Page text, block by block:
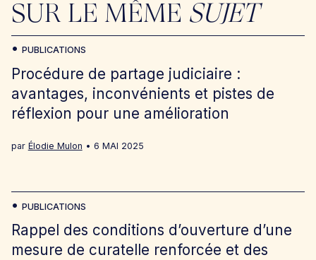
SUR LE MÊME SUJET
Procédure de partage judiciaire :
avantages, inconvénients et pistes de
réflexion pour une amélioration
par Élodie Mulon 6 MAI 2025
PUBLICATIONS
Rappel des conditions d’ouverture d’une
mesure de curatelle renforcée et des
PUBLICATIONS